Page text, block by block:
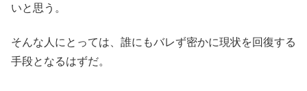
いと思う。
そんな人にとっては、誰にもバレず密かに現状を回復する
手段となるはずだ。